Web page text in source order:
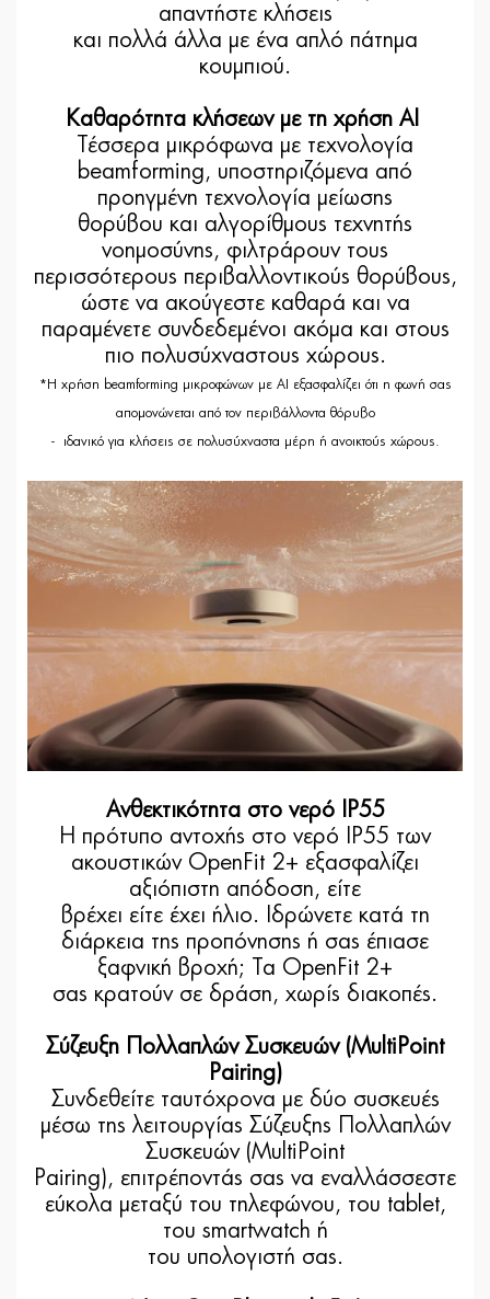
απαντήστε κλήσεις
και πολλά άλλα με ένα απλό πάτημα
κουμπιού.
Καθαρότητα κλήσεων με τη χρήση AI
Τέσσερα μικρόφωνα με τεχνολογία
beamforming, υποστηριζόμενα από
προηγμένη τεχνολογία μείωσης
θορύβου και αλγορίθμους τεχνητής
νοημοσύνης, φιλτράρουν τους
περισσότερους περιβαλλοντικούς θορύβους,
ώστε να ακούγεστε καθαρά και να
παραμένετε συνδεδεμένοι ακόμα και στους
πιο πολυσύχναστους χώρους.
*Η χρήση beamforming μικροφώνων με AI εξασφαλίζει ότι η φωνή σας
απομονώνεται από τον περιβάλλοντα θόρυβο
- ιδανικό για κλήσεις σε πολυσύχναστα μέρη ή ανοικτούς χώρους.
Ανθεκτικότητα στο νερό IP55
Η πρότυπο αντοχής στο νερό IP55 των
ακουστικών OpenFit 2+ εξασφαλίζει
αξιόπιστη απόδοση, είτε
βρέχει είτε έχει ήλιο. Ιδρώνετε κατά τη
διάρκεια της προπόνησης ή σας έπιασε
ξαφνική βροχή; Τα OpenFit 2+
σας κρατούν σε δράση, χωρίς διακοπές.
Σύζευξη Πολλαπλών Συσκευών (MultiPoint
Pairing)
Συνδεθείτε ταυτόχρονα με δύο συσκευές
μέσω της λειτουργίας Σύζευξης Πολλαπλών
Συσκευών (MultiPoint
Pairing), επιτρέποντάς σας να εναλλάσσεστε
εύκολα μεταξύ του τηλεφώνου, του tablet,
του smartwatch ή
του υπολογιστή σας.